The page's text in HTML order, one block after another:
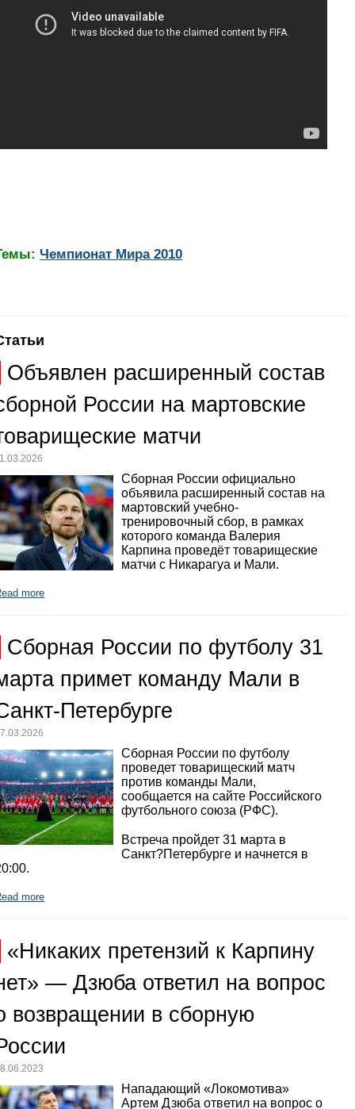
Чемпионат Мира 2010
Объявлен расширенный состав
России на мартовские
матчи
Сборная России официально
объявила расширенный состав на
мартовский учебно-
тренировочный сбор, в рамках
которого команда Валерия
Карпина проведёт товарищеские
матчи с Никарагуа и Мали.
more
Сборная России по футболу 31
примет команду Мали в
Петербурге
Сборная России по футболу
проведет товарищеский матч
против команды Мали,
сообщается на сайте Российского
футбольного союза (РФС).
Встреча пройдет 31 марта в
Санкт?Петербурге и начнется в
more
«Никаких претензий к Карпину
— Дзюба ответил на вопрос
возвращении в сборную
Нападающий «Локомотива»
Артем Дзюба ответил на вопрос о